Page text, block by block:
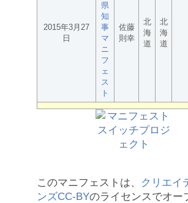
2015年3月27
日
県
知
事
マ
ニ
フ
ェ
ス
ト
佐藤
則幸
北
海
道
北
海
道
このマニフェストは、
クリエイ
ンズCC-BYのライセンスでオー